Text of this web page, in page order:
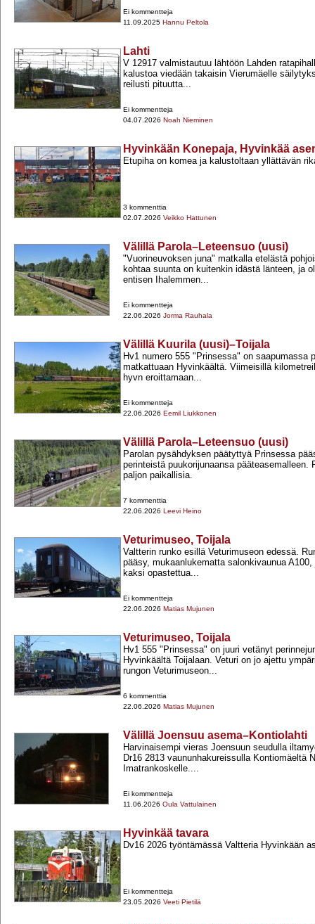
Ei kommentteja
11.09.2025 Hannu Peltola
Lahti
V 12917 valmistautuu lähtöön Lahden
kalustoa viedään takaisin Vierumäelle
reilusti pituutta...
Ei kommentteja
04.07.2026 Noah Nieminen
Hyvinkään Konepaja, Hyvinkää
Etupiha on komea ja kalustoltaan yllättävän
3 kommenttia
02.07.2026 Veikko Hattunen
Välillä Parola–Leteensuo (uusi)
"Vuorineuvoksen juna" matkalla etelästä
kohtaa suunta on kuitenkin idästä länteen, ja
entisen Ihalemmen...
Ei kommentteja
22.06.2026 Jorma Rauhala
Välillä Kuurila (uusi)–Toijala
Hv1 numero 555 "Prinsessa" on saapumassa
matkattuaan Hyvinkäältä. Viimeisillä
hyvn eroittamaan...
Ei kommentteja
22.06.2026 Eemil Liukkonen
Välillä Parola–Leteensuo (uusi)
Parolan pysähdyksen päätyttyä Prinsessa
perinteistä puukorijunaansa pääteasemalleen.
paljon paikallisia.
7 kommenttia
22.06.2026 Leevi Heino
Veturimuseo, Toijala
Valtterin runko esillä Veturimuseon edessä.
pääsy, mukaanlukematta salonkivaunua
kaksi opastettua...
Ei kommentteja
22.06.2026 Matias Mujunen
Veturimuseo, Toijala
Hv1 555 "Prinsessa" on juuri vetänyt
Hyvinkäältä Toijalaan. Veturi on jo ajettu
rungon Veturimuseon...
6 kommenttia
22.06.2026 Matias Mujunen
Välillä Joensuu asema–Kontiolahti
Harvinaisempi vieras Joensuun seudulla
Dr16 2813 vaununhakureissulla Kontiomäeltä
Imatrankoskelle....
Ei kommentteja
11.06.2026 Oula Vattulainen
Hyvinkää tavara
Dv16 2026 työntämässä Valtteria Hyvinkään
Ei kommentteja
23.05.2026 Veeti Pietilä